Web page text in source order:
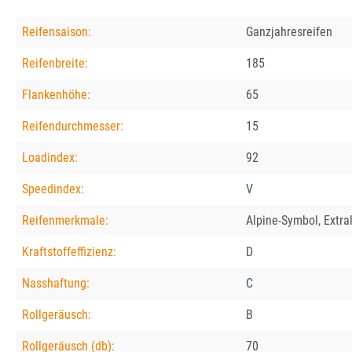
Reifensaison: Ganzjahresreifen
Reifenbreite: 185
Flankenhöhe: 65
Reifendurchmesser: 15
Loadindex: 92
Speedindex: V
Reifenmerkmale: Alpine-Symbol,
Kraftstoffeffizienz: D
Nasshaftung: C
Rollgeräusch: B
Rollgeräusch (db): 70